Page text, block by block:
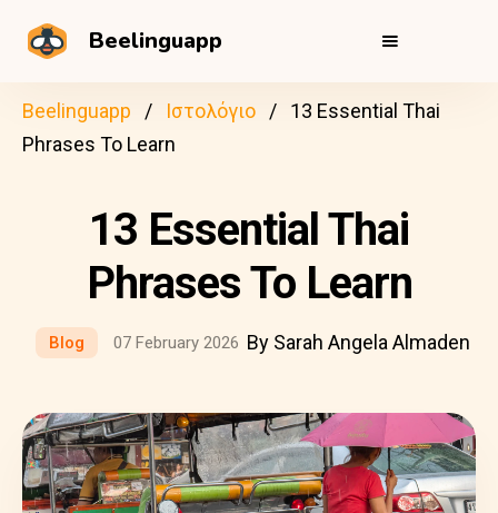
Beelinguapp
Beelinguapp Ιστολόγιο
13 Essential Thai
Phrases To Learn
13 Essential Thai
Phrases To Learn
Blog 07 February 2026 By Sarah Angela Almaden